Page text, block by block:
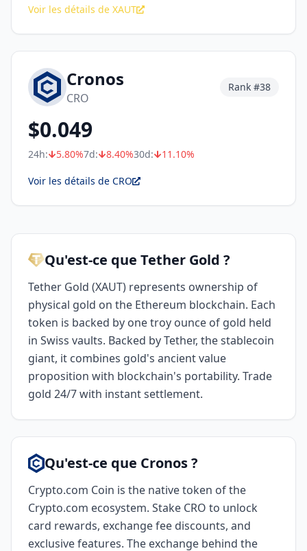
Voir les détails de XAUT
Cronos
CRO
Rank #38
$0.049
24h: 5.80%7d: 8.40%30d: 11.10%
Voir les détails de CRO
Qu'est-ce que Tether Gold ?
Tether Gold (XAUT) represents ownership of
physical gold on the Ethereum blockchain. Each
token is backed by one troy ounce of gold held
in Swiss vaults. Backed by Tether, the stablecoin
giant, it combines gold's ancient value
proposition with blockchain's portability. Trade
gold 24/7 with instant settlement.
Qu'est-ce que Cronos ?
Crypto.com Coin is the native token of the
Crypto.com ecosystem. Stake CRO to unlock
card rewards, exchange fee discounts, and
exclusive features. The exchange behind the